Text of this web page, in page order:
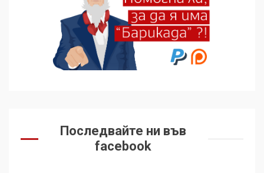
Последвайте ни във
facebook